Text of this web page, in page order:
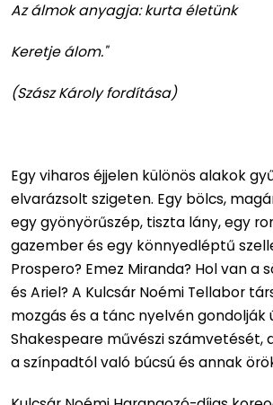
Az álmok anyagja: kurta életünk
Keretje álom."
(Szász Károly fordítása)
Egy viharos éjjelen különös alakok
elvarázsolt szigeten. Egy bölcs,
egy gyönyörűszép, tiszta lány, egy
gazember és egy könnyedléptű
Prospero? Emez Miranda? Hol van a
és Ariel? A Kulcsár Noémi Tellabor
mozgás és a tánc nyelvén gondolják
Shakespeare művészi számvetését,
a színpadtól való búcsú és annak